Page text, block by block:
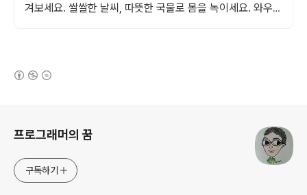
겨보세요. 쌀쌀한 날씨, 따뜻한 국물로 몸을 녹이세요. 와우회
프로그래머의 꿈
구독하기